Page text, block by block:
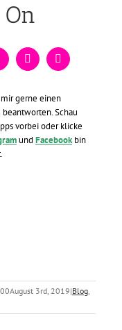
gerne einen
Schau
vorbei oder klicke
und Facebookbin
.
August 3rd, 2019|Blog